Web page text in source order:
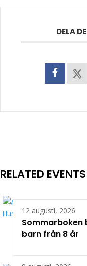
DELA
RELATED EVENTS
12 augusti, 2026
Sommarboken
barn från 8 år